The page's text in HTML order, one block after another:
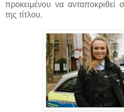
προκειμένου να ανταποκριθεί
της τίτλου.